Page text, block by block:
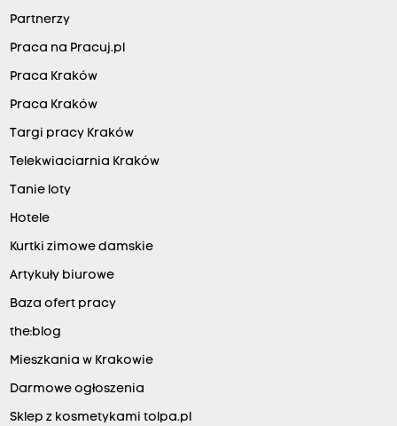
Partnerzy
Praca na Pracuj.pl
Praca Kraków
Praca Kraków
Targi pracy Kraków
Telekwiaciarnia Kraków
Tanie loty
Hotele
Kurtki zimowe damskie
Artykuły biurowe
Baza ofert pracy
the:blog
Mieszkania w Krakowie
Darmowe ogłoszenia
Sklep z kosmetykami tolpa.pl